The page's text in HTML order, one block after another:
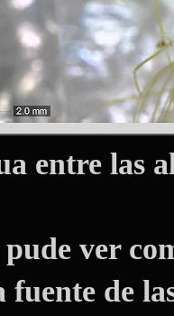
entre las
ver
fuente de